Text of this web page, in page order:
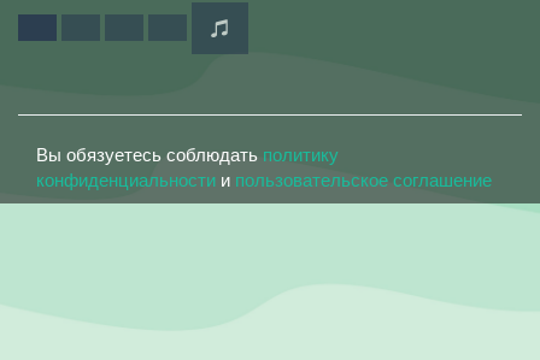
Вы обязуетесь соблюдать политику
конфиденциальности и пользовательское соглашение